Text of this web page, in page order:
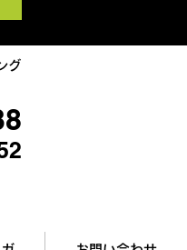
グ